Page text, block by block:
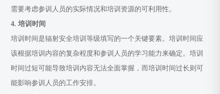
需要考虑参训人员的实际情况和培训资源的可利用性。
4. 培训时间
培训时间是辐射安全培训等级填写的一个关键要素。培训时间应
该根据培训内容的复杂程度和参训人员的学习能力来确定。培训
时间过短可能导致培训内容无法全面掌握，而培训时间过长则可
能影响参训人员的工作安排。